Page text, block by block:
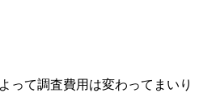
って調査費用は変わってまいり